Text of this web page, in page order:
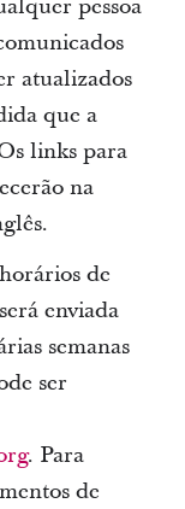
pessoa
atualizados
que a
links para
na
de
enviada
semanas
ser
. Para
de